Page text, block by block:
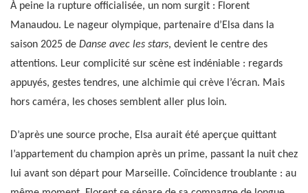
À peine la rupture officialisée, un nom surgit : Florent
Manaudou. Le nageur olympique, partenaire d’Elsa dans la
saison 2025 de Danse avec les stars, devient le centre des
attentions. Leur complicité sur scène est indéniable : regards
appuyés, gestes tendres, une alchimie qui crève l’écran. Mais
hors caméra, les choses semblent aller plus loin.
D’après une source proche, Elsa aurait été aperçue quittant
l’appartement du champion après un prime, passant la nuit chez
lui avant son départ pour Marseille. Coïncidence troublante : au